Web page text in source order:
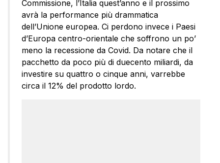
Commissione, l’Italia quest’anno e il prossimo
avrà la performance più drammatica
dell’Unione europea. Ci perdono invece i Paesi
d’Europa centro-orientale che soffrono un po’
meno la recessione da Covid. Da notare che il
pacchetto da poco più di duecento miliardi, da
investire su quattro o cinque anni, varrebbe
circa il 12% del prodotto lordo.